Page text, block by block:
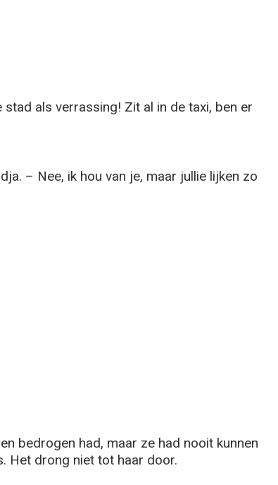
als verrassing! Zit al in de taxi, ben er
– Nee, ik hou van je, maar jullie lijken zo
bedrogen had, maar ze had nooit kunnen
Het drong niet tot haar door.